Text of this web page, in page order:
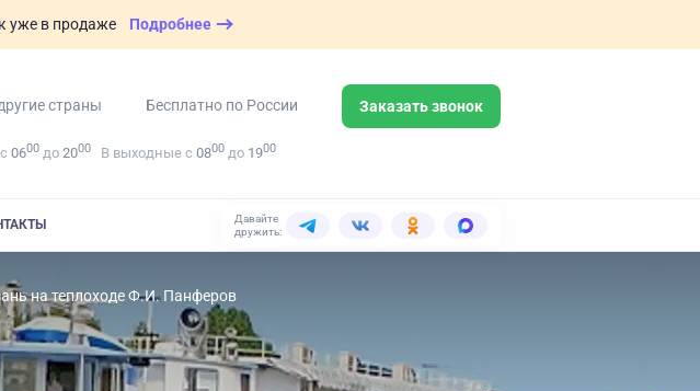
уже в продаже Подробнее
страны Бесплатно по России Заказать звонок
0600 до 2000 В выходные с 0800 до 1900
Давайте
дружить:
на теплоходе Ф.И. Панферов